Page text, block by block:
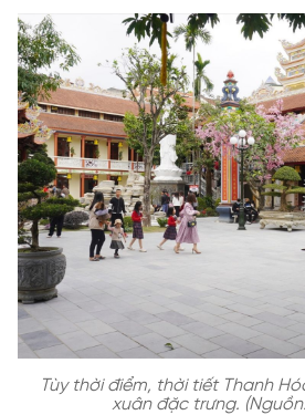
Tùy thời điểm, thời tiết Thanh
xuân đặc trưng.